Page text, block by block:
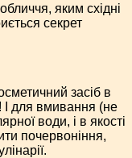
яким східні
секрет
засіб в
І для вмивання (не
води, і в якості
почервоніння,